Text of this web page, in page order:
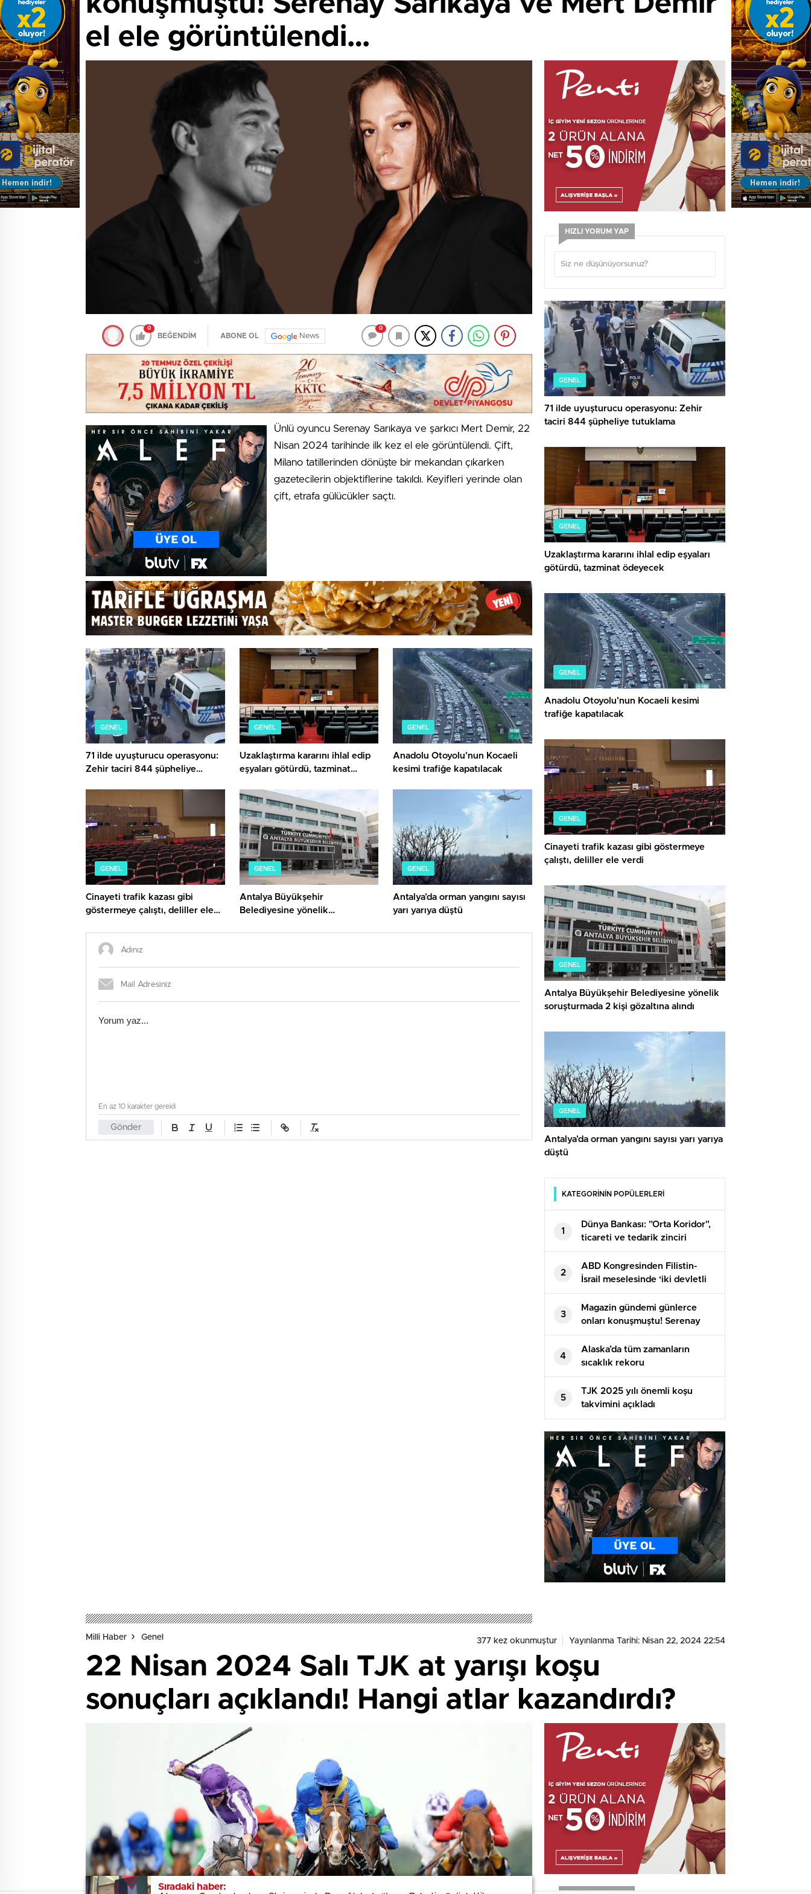
el ele görüntülendi…
0
BEĞENDİM ABONE OL News
0
Ünlü oyuncu Serenay Sarıkaya ve şarkıcı Mert Demir, 22
Nisan 2024 tarihinde ilk kez el ele görüntülendi. Çift,
Milano tatillerinden dönüşte bir mekandan çıkarken
gazetecilerin objektiflerine takıldı. Keyifleri yerinde olan
çift, etrafa gülücükler saçtı.
GENEL
71 ilde uyuşturucu operasyonu:
Zehir taciri 844 şüpheliye
GENEL
Uzaklaştırma kararını ihlal edip
eşyaları götürdü, tazminat
GENEL
Anadolu Otoyolu’nun Kocaeli
kesimi trafiğe kapatılacak
GENEL
Cinayeti trafik kazası gibi
göstermeye çalıştı, deliller ele
GENEL
Antalya Büyükşehir
Belediyesine yönelik
GENEL
Antalya’da orman yangını sayısı
yarı yarıya düştü
Gönder
En az 10 karakter gerekli
Sıradaki haber:
HIZLI YORUM YAP
GENEL
71 ilde uyuşturucu operasyonu: Zehir
taciri 844 şüpheliye tutuklama
GENEL
Uzaklaştırma kararını ihlal edip eşyaları
götürdü, tazminat ödeyecek
GENEL
Anadolu Otoyolu’nun Kocaeli kesimi
trafiğe kapatılacak
GENEL
Cinayeti trafik kazası gibi göstermeye
çalıştı, deliller ele verdi
GENEL
Antalya Büyükşehir Belediyesine yönelik
soruşturmada 2 kişi gözaltına alındı
GENEL
Antalya’da orman yangını sayısı yarı yarıya
düştü
KATEGORİNİN POPÜLERLERİ
1
Dünya Bankası: "Orta Koridor",
ticareti ve tedarik zinciri
direncini artırabilir
2
ABD Kongresinden Filistin-
İsrail meselesinde ‘iki devletli
çözüme’ destek
3
Magazin gündemi günlerce
onları konuşmuştu! Serenay
Sarıkaya ve Mert Demir el ele
görüntülendi…
4
Alaska’da tüm zamanların
sıcaklık rekoru
5
TJK 2025 yılı önemli koşu
takvimini açıkladı
Milli Haber Genel 377 kez okunmuştur Yayınlanma Tarihi: Nisan 22, 2024 22:54
22 Nisan 2024 Salı TJK at yarışı koşu
sonuçları açıklandı! Hangi atlar kazandırdı?
Sıradaki haber: